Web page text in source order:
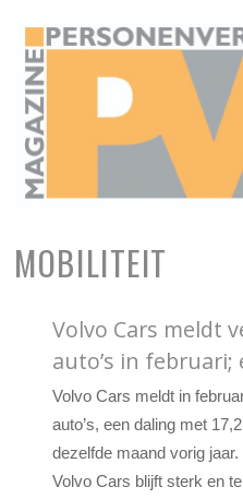
MOBILITEIT
Volvo Cars meldt
auto’s in februari;
Volvo Cars meldt in
auto’s, een daling met
dezelfde maand vorig
Volvo Cars blijft sterk en